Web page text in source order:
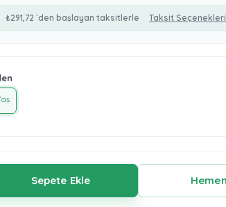
₺291,72 `den başlayan taksitlerle Taksit Seçenekleri